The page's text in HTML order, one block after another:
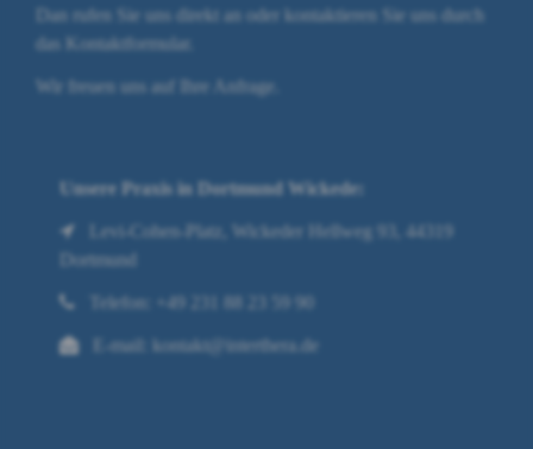
Dan rufen Sie uns direkt an oder kontaktieren Sie uns durch
das Kontaktformular.
Wir freuen uns auf Ihre Anfrage.
Unsere Praxis in Dortmund Wickede:
Levi-Cohen-Platz, Wickeder Hellweg 93, 44319
Dortmund
Telefon: +49 231 88 23 59 90
E-mail: kontakt@interthera.de